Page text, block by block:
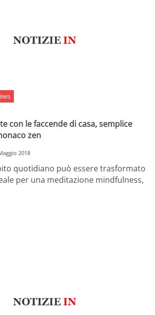
con le faccende di casa, semplice
zen
2018
quotidiano può essere trasformato
per una meditazione mindfulness,